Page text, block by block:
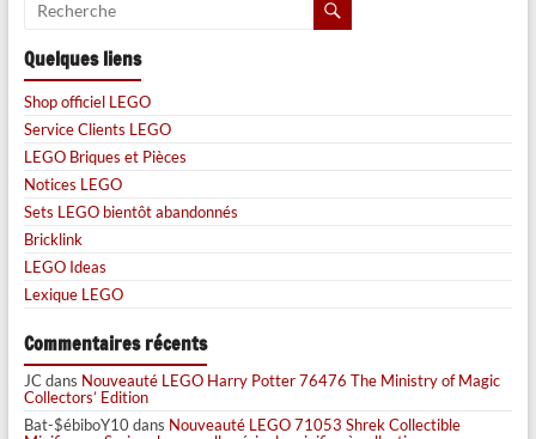
Quelques liens
Shop officiel LEGO
Service Clients LEGO
LEGO Briques et Pièces
Notices LEGO
Sets LEGO bientôt abandonnés
Bricklink
LEGO Ideas
Lexique LEGO
Commentaires récents
JCdans Nouveauté LEGO Harry Potter 76476 The Ministry of Magic
Collectors’ Edition
Bat-$ébiboY10dans Nouveauté LEGO 71053 Shrek Collectible